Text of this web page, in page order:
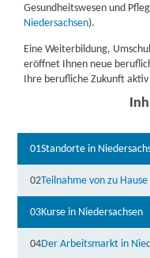
Gesundheitswesen und
Niedersachsen).
Eine Weiterbildung,
eröffnet Ihnen neue
Ihre berufliche Zukunft
01Standorte in
02Teilnahme von zu Hause
03Kurse in Niedersachsen
04Der Arbeitsmarkt in